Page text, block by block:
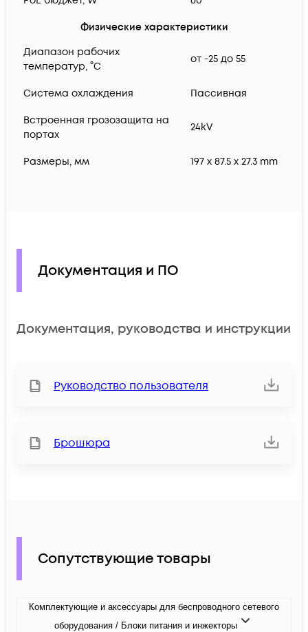
Физические характеристики
Диапазон рабочих
температур, °C
от -25 до 55
Система охлаждения Пассивная
Встроенная грозозащита на
портах
24kV
Размеры, мм 197 x 87.5 x 27.3 mm
Документация и ПО
Документация, руководства и инструкции
Руководство пользователя
Брошюра
Сопутствующие товары
Комплектующие и аксессуары для беспроводного сетевого
оборудования / Блоки питания и инжекторы